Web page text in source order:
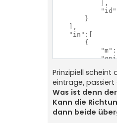
Motorspeed
} else if
Motorspeed
} else if
Motorspeed
} else if
    } else {
    }
  }
if
            ],
        }
    ],
    "in":[
        {
[0, 520,
[521, 570,
[571, 590,
[591, 1023,
Prinzipiell
eintrage, passiert
Was ist denn
Kann die
dann beide